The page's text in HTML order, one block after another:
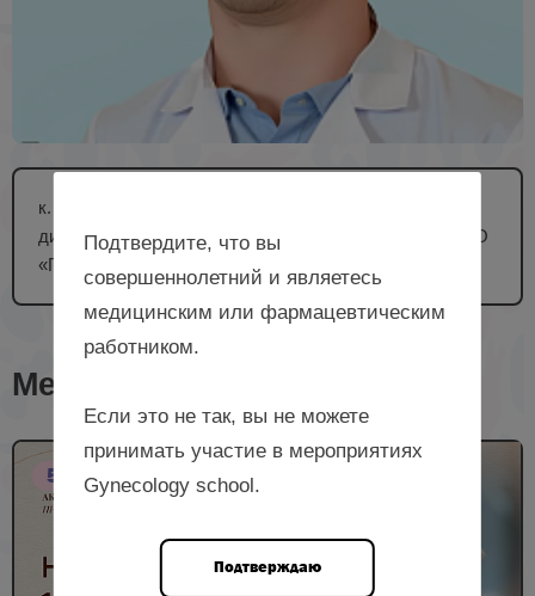
к. м. н., заведующий Региональным акушерским
дистанционным консультативным центром ГБУЗ НСО
«ГНОКБ», г. Новосибирск
Мероприятия с лектором
5 НМО
Подтвердите, что вы
совершеннолетний и являетесь
медицинским или фармацевтическим
работником.
Если это не так, вы не можете
принимать участие в мероприятиях
Gynecology school.
Подтверждаю